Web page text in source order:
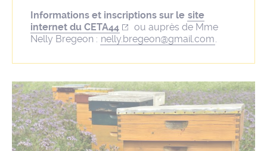
Informations et inscriptions sur le site
internet du CETA44
ou auprès de Mme
Nelly Bregeon : nelly.bregeon@gmail.com